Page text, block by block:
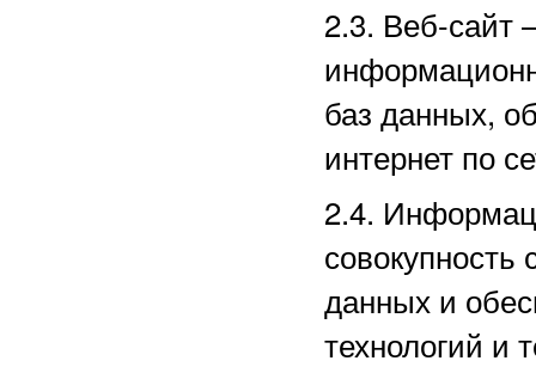
2.3. Веб-сайт
баз данных,
интернет по
2.4.
данных и
технологий и